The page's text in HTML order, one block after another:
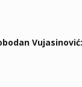
Vujasinović: